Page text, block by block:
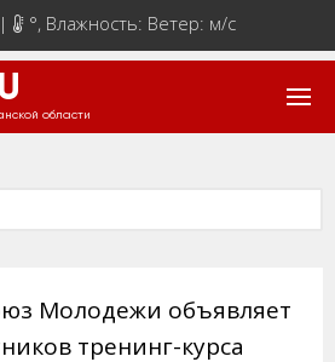
°, Влажность: Ветер: м/с
области
Молодежи объявляет
тренинг-курса